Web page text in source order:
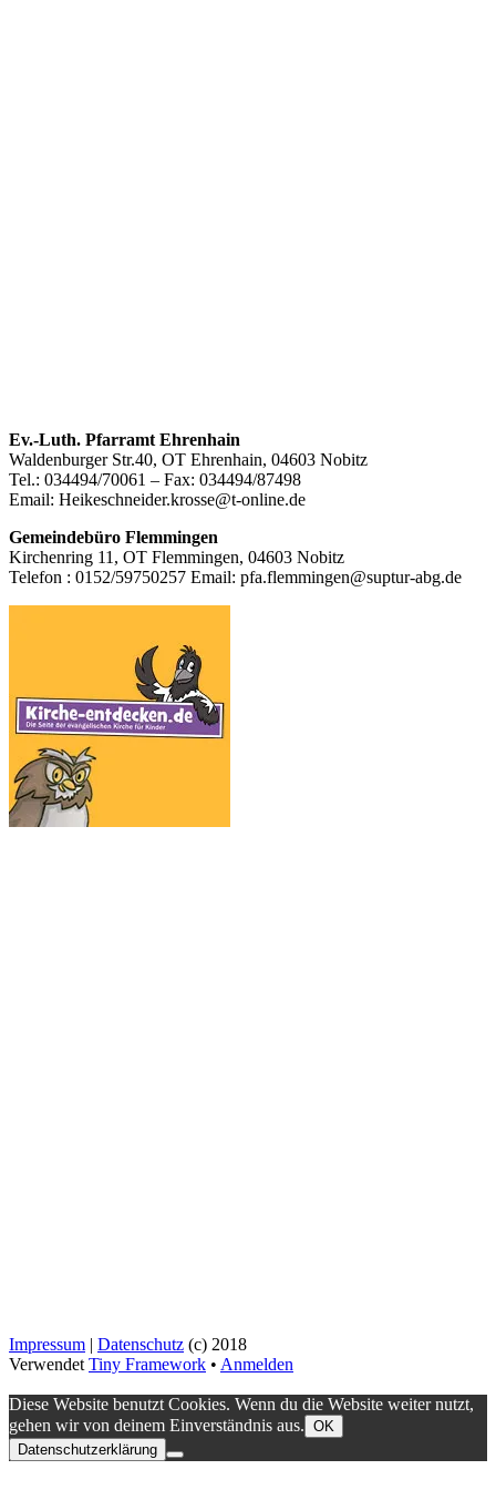
Footer
Inhalt
Ev.-Luth. Pfarramt Ehrenhain
Waldenburger Str.40, OT Ehrenhain, 04603 Nobitz
Tel.: 034494/70061 – Fax: 034494/87498
Email: Heikeschneider.krosse@t-online.de
Gemeindebüro Flemmingen
Kirchenring 11, OT Flemmingen, 04603 Nobitz
Telefon : 0152/59750257 Email: pfa.flemmingen@suptur-abg.de
Impressum | Datenschutz (c) 2018
Verwendet Tiny Framework • Anmelden
Diese Website benutzt Cookies. Wenn du die Website weiter nutzt,
gehen wir von deinem Einverständnis aus. OK
Datenschutzerklärung